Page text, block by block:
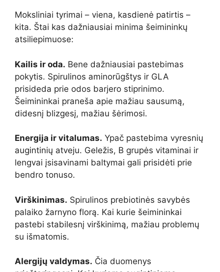
Moksliniai tyrimai – viena, kasdienė patirtis –
kita. Štai kas dažniausiai minima šeimininkų
atsiliepimuose:
Kailis ir oda. Bene dažniausiai pastebimas
pokytis. Spirulinos aminorūgštys ir GLA
prisideda prie odos barjero stiprinimo.
Šeimininkai praneša apie mažiau sausumą,
didesnį blizgesį, mažiau šėrimosi.
Energija ir vitalumas. Ypač pastebima vyresnių
augintinių atveju. Geležis, B grupės vitaminai ir
lengvai įsisavinami baltymai gali prisidėti prie
bendro tonuso.
Virškinimas. Spirulinos prebiotinės savybės
palaiko žarnyno florą. Kai kurie šeimininkai
pastebi stabilesnį virškinimą, mažiau problemų
su išmatomis.
Alergijų valdymas. Čia duomenys